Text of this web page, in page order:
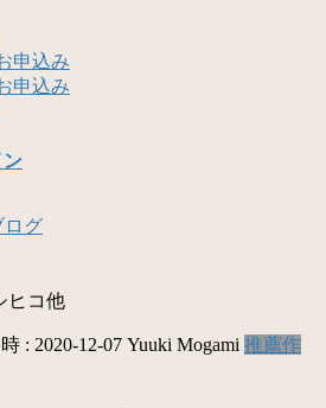
申込み
申込み
ン
ログ
ヒコ他
: 2020-12-07 Yuuki Mogami 推薦作